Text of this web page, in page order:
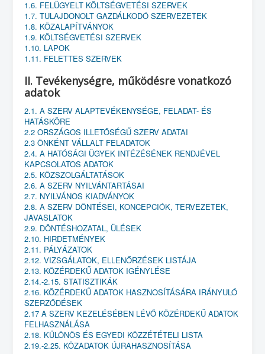
1.6. FELÜGYELT KÖLTSÉGVETÉSI SZERVEK
1.7. TULAJDONOLT GAZDÁLKODÓ SZERVEZETEK
1.8. KÖZALAPÍTVÁNYOK
1.9. KÖLTSÉGVETÉSI SZERVEK
1.10. LAPOK
1.11. FELETTES SZERVEK
II. Tevékenységre, működésre vonatkozó
adatok
2.1. A SZERV ALAPTEVÉKENYSÉGE, FELADAT- ÉS
HATÁSKÖRE
2.2 ORSZÁGOS ILLETŐSÉGŰ SZERV ADATAI
2.3 ÖNKÉNT VÁLLALT FELADATOK
2.4. A HATÓSÁGI ÜGYEK INTÉZÉSÉNEK RENDJÉVEL
KAPCSOLATOS ADATOK
2.5. KÖZSZOLGÁLTATÁSOK
2.6. A SZERV NYILVÁNTARTÁSAI
2.7. NYILVÁNOS KIADVÁNYOK
2.8. A SZERV DÖNTÉSEI, KONCEPCIÓK, TERVEZETEK,
JAVASLATOK
2.9. DÖNTÉSHOZATAL, ÜLÉSEK
2.10. HIRDETMÉNYEK
2.11. PÁLYÁZATOK
2.12. VIZSGÁLATOK, ELLENŐRZÉSEK LISTÁJA
2.13. KÖZÉRDEKŰ ADATOK IGÉNYLÉSE
2.14.-2.15. STATISZTIKÁK
2.16. KÖZÉRDEKŰ ADATOK HASZNOSÍTÁSÁRA IRÁNYULÓ
SZERZŐDÉSEK
2.17 A SZERV KEZELÉSÉBEN LÉVŐ KÖZÉRDEKŰ ADATOK
FELHASZNÁLÁSA
2.18. KÜLÖNÖS ÉS EGYEDI KÖZZÉTÉTELI LISTA
2.19.-2.25. KÖZADATOK ÚJRAHASZNOSÍTÁSA